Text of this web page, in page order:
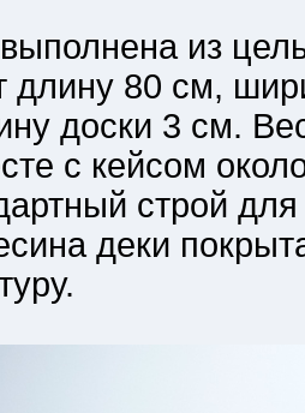
из
длину 80 см,
доски 3 см.
с кейсом
строй
деки